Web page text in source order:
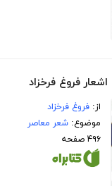
فروغ فرخزاد
از:فروغ فرخزاد
موضوع:شعر معاصر
۴۹۶ صفحه